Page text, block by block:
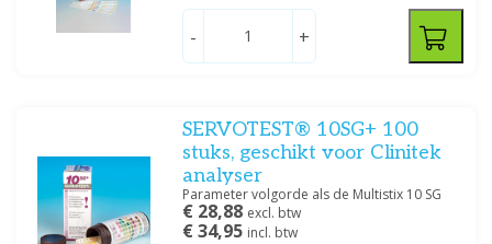
- +
SERVOTEST® 10SG+ 100
stuks, geschikt voor Clinitek
analyser
Parameter volgorde als de Multistix 10 SG
€ 28,88 excl. btw
€ 34,95 incl. btw